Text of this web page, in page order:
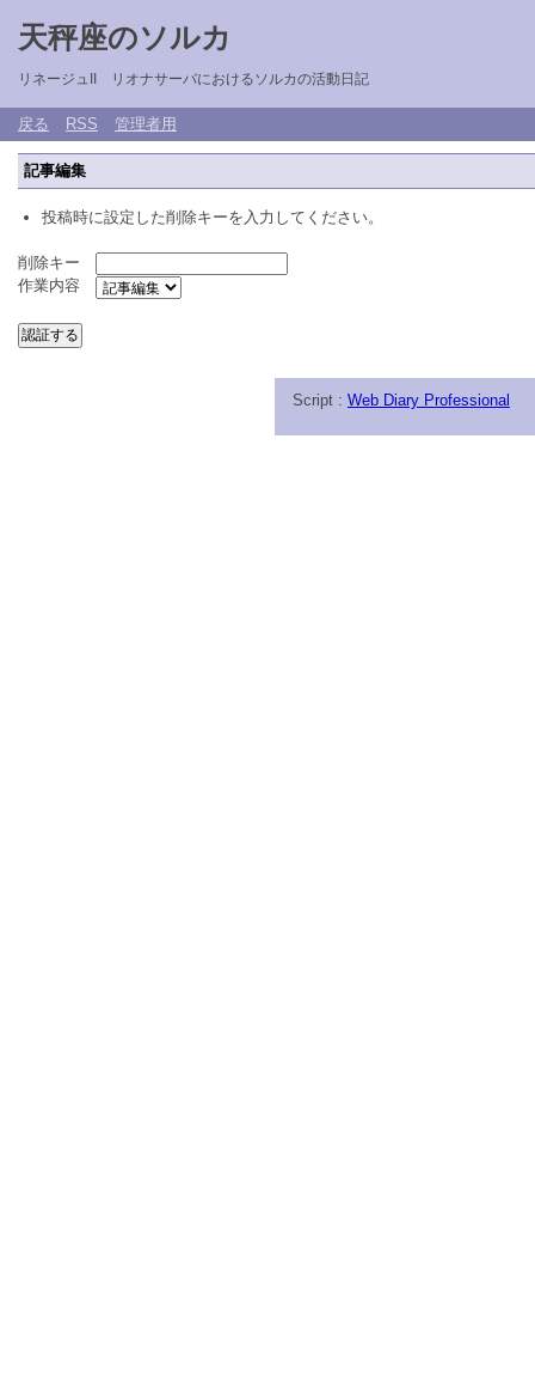
天秤座のソルカ
リネージュII リオナサーバにおけるソルカの活動日記
戻る RSS 管理者用
記事編集
投稿時に設定した削除キーを入力してください。
削除キー
作業内容
Script : Web Diary Professional